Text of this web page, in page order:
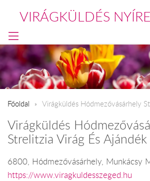
VIRÁGKÜLDÉS
Főoldal Virágküldés Hódmezővásárhely
Virágküldés
Strelitzia Virág És
6800, Hódmezővásárhely, Munkácsy
https://www.viragkuldesszeged.hu